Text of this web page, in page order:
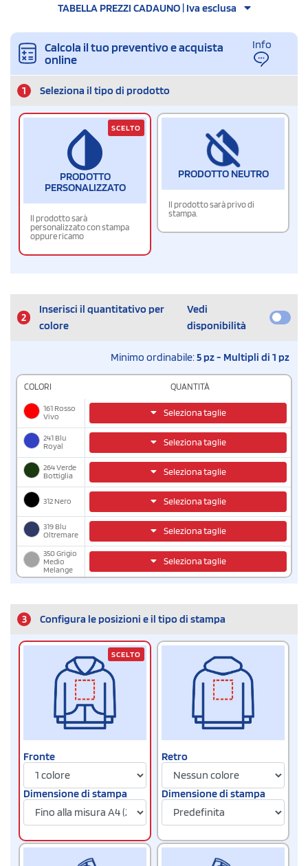
TABELLA PREZZI CADAUNO | Iva esclusa
Calcola il tuo preventivo e acquista
online
Info
1 Seleziona il tipo di prodotto
PRODOTTO
PERSONALIZZATO
Il prodotto sarà
personalizzato con stampa
oppure ricamo
SCELTO
PRODOTTO NEUTRO
Il prodotto sarà privo di
stampa.
2
Inserisci il quantitativo per
colore
Vedi
disponibilità
Minimo ordinabile:5 pz - Multipli di 1 pz
COLORI QUANTITÀ
161 Rosso
Vivo
Seleziona taglie
241 Blu
Royal
Seleziona taglie
264 Verde
Bottiglia
Seleziona taglie
312 Nero Seleziona taglie
319 Blu
Oltremare
Seleziona taglie
350 Grigio
Medio
Melange
Seleziona taglie
3 Configura le posizioni e il tipo di stampa
Fronte
Dimensione di stampa
SCELTO
Retro
Dimensione di stampa